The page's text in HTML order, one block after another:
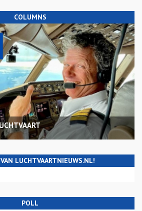
COLUMNS
LUCHTVAARTNIEUWS.NL!
POLL